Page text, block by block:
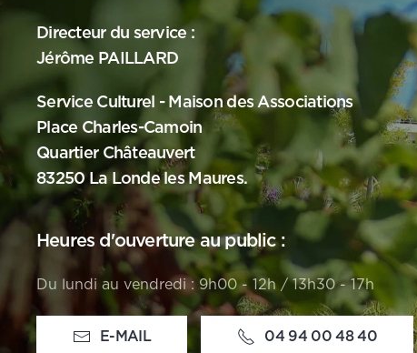
Directeur du service :
Jérôme PAILLARD
Service Culturel - Maison des Associations
Place Charles-Camoin
Quartier Châteauvert
83250 La Londe les Maures.
Heures d'ouverture au public :
Du lundi au vendredi : 9h00 - 12h / 13h30 - 17h
E-MAIL 04 94 00 48 40